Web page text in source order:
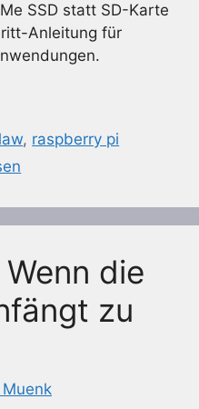
SSD statt SD-Karte
Anleitung für
, raspberry pi
die
zu